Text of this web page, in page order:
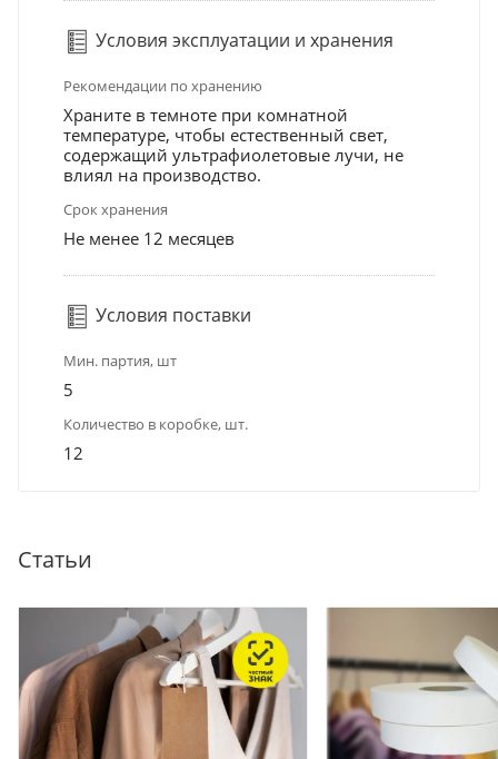
Условия эксплуатации и хранения
Рекомендации по хранению
Храните в темноте при комнатной
температуре, чтобы естественный свет,
содержащий ультрафиолетовые лучи, не
влиял на производство.
Срок хранения
Не менее 12 месяцев
Условия поставки
Мин. партия, шт
5
Количество в коробке, шт.
12
Статьи